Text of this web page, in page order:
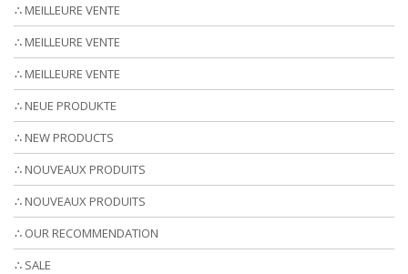
∴ MEILLEURE VENTE
∴ MEILLEURE VENTE
∴ MEILLEURE VENTE
∴ NEUE PRODUKTE
∴ NEW PRODUCTS
∴ NOUVEAUX PRODUITS
∴ NOUVEAUX PRODUITS
∴ OUR RECOMMENDATION
∴ SALE